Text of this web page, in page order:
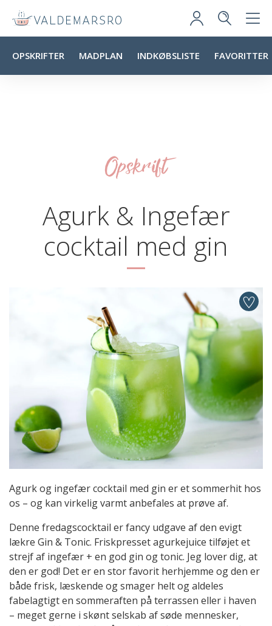
OPSKRIFTER MADPLAN INDKØBSLISTE FAVORITTER
Opskrift
Agurk & Ingefær
cocktail med gin
Agurk og ingefær cocktail med gin er et sommerhit hos
os – og kan virkelig varmt anbefales at prøve af.
Denne fredagscocktail er fancy udgave af den evigt
lækre Gin & Tonic. Friskpresset agurkejuice tilføjet et
strejf af ingefær + en god gin og tonic. Jeg lover dig, at
den er god! Det er en stor favorit herhjemme og den er
både frisk, læskende og smager helt og aldeles
fabelagtigt en sommeraften på terrassen eller i haven
– meget gerne i skønt selskab af søde mennesker,